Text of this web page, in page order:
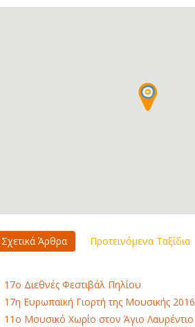
Σχετικά Άρθρα Προτεινόμενα Ταξίδια
17ο Διεθνές Φεστιβάλ Πηλίου
17η Ευρωπαϊκή Γιορτή της Μουσικής 2016
11o Μουσικό Χωρίο στον Άγιο Λαυρέντιο